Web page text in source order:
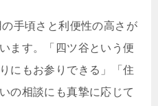
手頃さと利便性の高さが
ます。「四ツ谷という便
にもお参りできる」「住
の相談にも真摯に応じて